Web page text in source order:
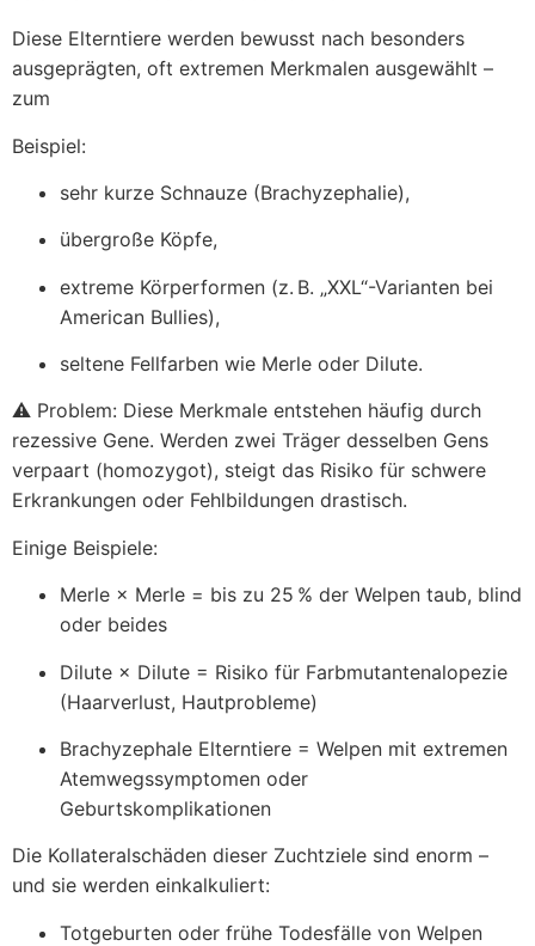
Diese Elterntiere werden bewusst nach besonders
ausgeprägten, oft extremen Merkmalen ausgewählt –
zum
Beispiel:
sehr kurze Schnauze (Brachyzephalie),
übergroße Köpfe,
extreme Körperformen (z. B. „XXL“-Varianten bei
American Bullies),
seltene Fellfarben wie Merle oder Dilute.
⚠️ Problem: Diese Merkmale entstehen häufig durch
rezessive Gene. Werden zwei Träger desselben Gens
verpaart (homozygot), steigt das Risiko für schwere
Erkrankungen oder Fehlbildungen drastisch.
Einige Beispiele:
Merle × Merle = bis zu 25 % der Welpen taub, blind
oder beides
Dilute × Dilute = Risiko für Farbmutantenalopezie
(Haarverlust, Hautprobleme)
Brachyzephale Elterntiere = Welpen mit extremen
Atemwegssymptomen oder
Geburtskomplikationen
Die Kollateralschäden dieser Zuchtziele sind enorm –
und sie werden einkalkuliert:
Totgeburten oder frühe Todesfälle von Welpen